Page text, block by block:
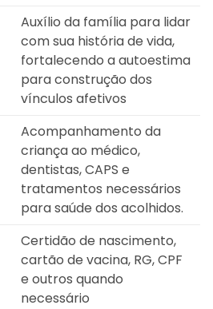
Auxílio da família para lidar
com sua história de vida,
fortalecendo a autoestima
para construção dos
vínculos afetivos
Acompanhamento da
criança ao médico,
dentistas, CAPS e
tratamentos necessários
para saúde dos acolhidos.
Certidão de nascimento,
cartão de vacina, RG, CPF
e outros quando
necessário